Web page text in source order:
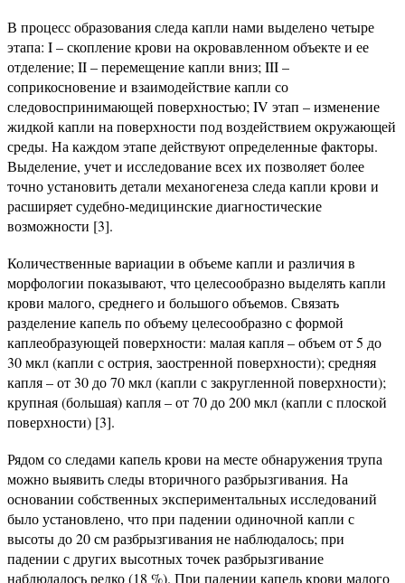
В процесс образования следа капли нами выделено четыре
этапа: I – скопление крови на окровавленном объекте и ее
отделение; II – перемещение капли вниз; III –
соприкосновение и взаимодействие капли со
следовоспринимающей поверхностью; IV этап – изменение
жидкой капли на поверхности под воздействием окружающей
среды. На каждом этапе действуют определенные факторы.
Выделение, учет и исследование всех их позволяет более
точно установить детали механогенеза следа капли крови и
расширяет судебно-медицинские диагностические
возможности [3].
Количественные вариации в объеме капли и различия в
морфологии показывают, что целесообразно выделять капли
крови малого, среднего и большого объемов. Связать
разделение капель по объему целесообразно с формой
каплеобразующей поверхности: малая капля – объем от 5 до
30 мкл (капли с острия, заостренной поверхности); средняя
капля – от 30 до 70 мкл (капли с закругленной поверхности);
крупная (большая) капля – от 70 до 200 мкл (капли с плоской
поверхности) [3].
Рядом со следами капель крови на месте обнаружения трупа
можно выявить следы вторичного разбрызгивания. На
основании собственных экспериментальных исследований
было установлено, что при падении одиночной капли с
высоты до 20 см разбрызгивания не наблюдалось; при
падении с других высотных точек разбрызгивание
наблюдалось редко (18 %). При падении капель крови малого